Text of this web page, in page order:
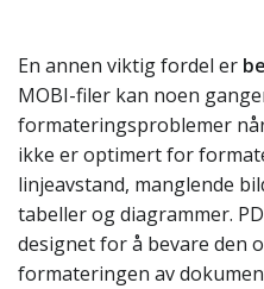
En annen viktig fordel er
MOBI-filer kan noen
formateringsproblemer
ikke er optimert for
linjeavstand, manglende
tabeller og diagrammer.
designet for å bevare den
formateringen av